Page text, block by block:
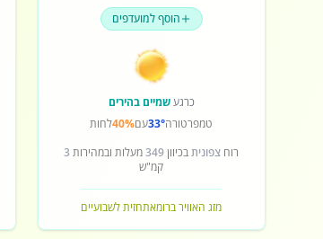
הוסף למועדפים
כרגעשמיים בהירים
טמפרטורה33°עם40%לחות
רוח צפוניתבכיוון349מעלות ובמהירות 3
קמ"ש
מזג האוויר ברומאתחזית לשבועיים